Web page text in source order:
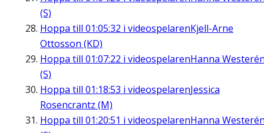
(S)
Hoppa till 01:05:32 i videospelarenKjell-Arne
Ottosson (KD)
Hoppa till 01:07:22 i videospelarenHanna
(S)
Hoppa till 01:18:53 i videospelarenJessica
Rosencrantz (M)
Hoppa till 01:20:51 i videospelarenHanna